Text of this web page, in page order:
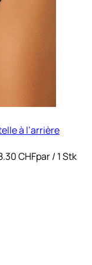
à l’arrière
CHFpar/ 1 Stk